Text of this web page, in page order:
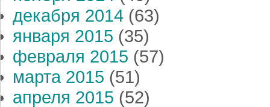
декабря 2014 (63)
января 2015 (35)
февраля 2015 (57)
марта 2015 (51)
апреля 2015 (52)